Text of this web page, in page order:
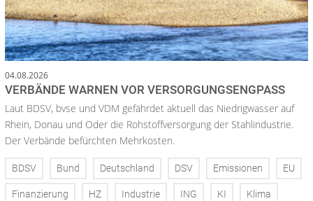
04.08.2026
VERBÄNDE WARNEN VOR VERSORGUNGSENGPASS
Laut BDSV, bvse und VDM gefährdet aktuell das Niedrigwasser auf
Rhein, Donau und Oder die Rohstoffversorgung der Stahlindustrie.
Der Verbände befürchten Mehrkosten.
BDSV Bund Deutschland DSV Emissionen EU
Finanzierung HZ Industrie ING KI Klima